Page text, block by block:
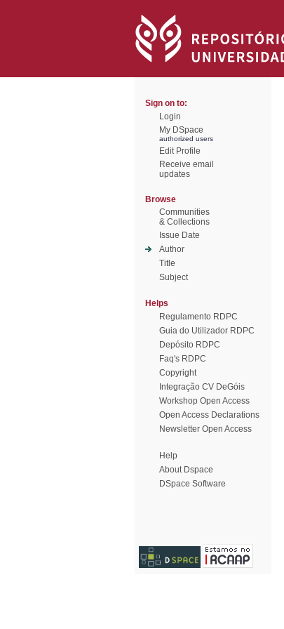
Sign on to:
Login
My DSpace
authorized users
Edit Profile
Receive email
updates
Browse
Communities
& Collections
Issue Date
Author
Title
Subject
Helps
Regulamento RDPC
Guia do Utilizador RDPC
Depósito RDPC
Faq's RDPC
Copyright
Integração CV DeGóis
Workshop Open Access
Open Access Declarations
Newsletter Open Access
Help
About Dspace
DSpace Software